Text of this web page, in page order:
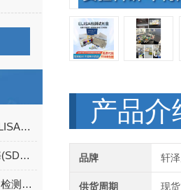
白细胞介素17（IL-17）ELISA试剂盒的特点及优势
今日可发土壤(Soil)脱氢酶(SDHA)ELISA检测试剂盒＠科研
土壤磷酸单酯酶（PME）检测试剂盒现货
产品介
品牌 轩
供货周期 现货